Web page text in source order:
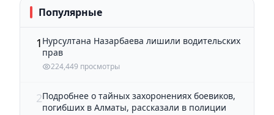
Популярные
1 Нурсултана Назарбаева лишили водительских
прав
224,449 просмотры
2Подробнее о тайных захоронениях боевиков,
погибших в Алматы, рассказали в полиции